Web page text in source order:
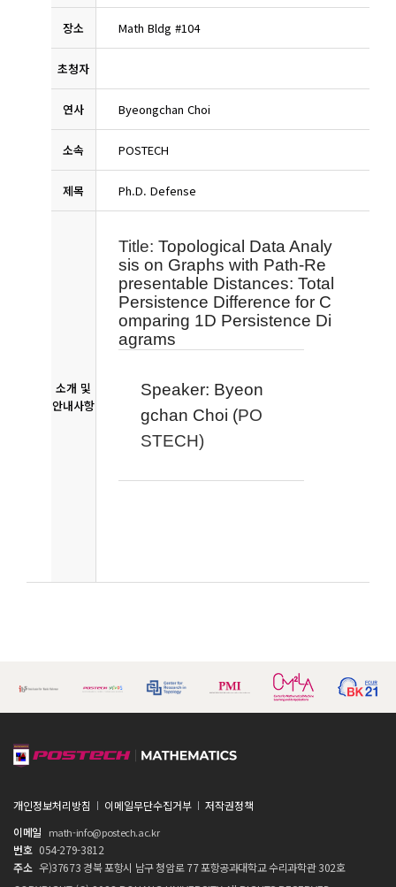
장소 Math Bldg #104
초청자
연사 Byeongchan Choi
소속 POSTECH
제목 Ph.D. Defense
소개 및
안내사항
Title: Topological Data Analy
sis on Graphs with Path-Re
presentable Distances: Total
Persistence Difference for C
omparing 1D Persistence Di
agrams
Speaker: Byeon
gchan Choi (PO
STECH)
개인정보처리방침 이메일무단수집거부
저작권정책
이메일
math-info@postech.ac.kr
번호 054-279-3812
주소 우)37673 경북 포항시 남구 청암로 77 포항공과대학교 수리과학관 302호